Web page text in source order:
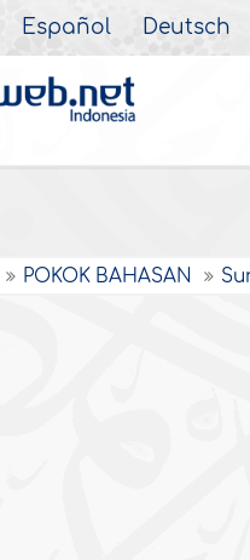
Español Deutsch
POKOK BAHASAN